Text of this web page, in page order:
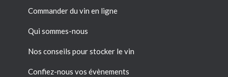
Commander du vin en ligne
Qui sommes-nous
Nos conseils pour stocker le vin
Confiez-nous vos évènements